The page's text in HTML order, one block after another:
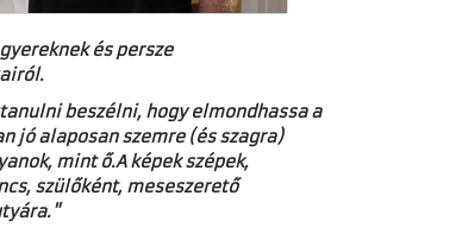
és persze
beszélni, hogy elmondhassa a
jó alaposan szemre (és szagra)
mint ő.A képek szépek,
szülőként, meseszerető